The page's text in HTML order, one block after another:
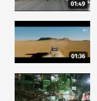
01:49
01:36